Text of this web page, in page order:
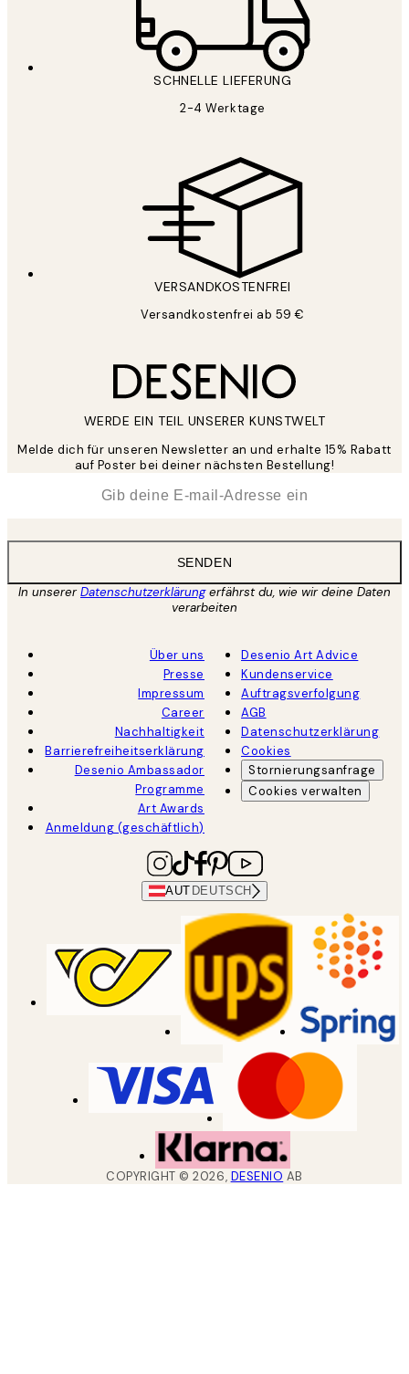
SCHNELLE LIEFERUNG
2-4 Werktage
VERSANDKOSTENFREI
Versandkostenfrei ab 59 €
WERDE EIN TEIL UNSERER KUNSTWELT
Melde dich für unseren Newsletter an und erhalte 15% Rabatt
auf Poster bei deiner nächsten Bestellung!
SENDEN
In unsererDatenschutzerklärungerfährst du, wie wir deine Daten
verarbeiten
Über uns
Presse
Impressum
Career
Nachhaltigkeit
Barrierefreiheitserklärung
Desenio Ambassador
Programme
Art Awards
Anmeldung (geschäftlich)
Desenio Art Advice
Kundenservice
Auftragsverfolgung
AGB
Datenschutzerklärung
Cookies
Stornierungsanfrage
Cookies verwalten
AUT DEUTSCH
COPYRIGHT ©2026, DESENIO AB